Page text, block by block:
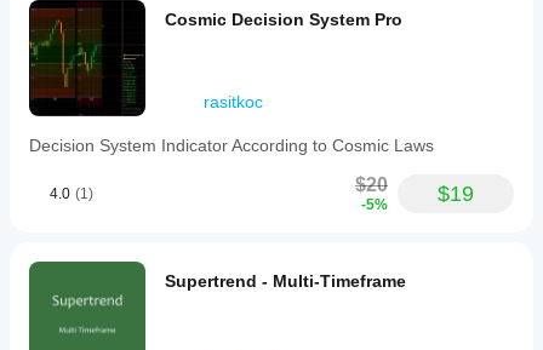
Cosmic Decision System Pro
rasitkoc
Decision System Indicator According to Cosmic Laws
4.0 (1) $20
-5% $19
Supertrend - Multi-Timeframe